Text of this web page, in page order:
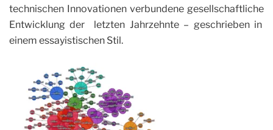
technischen Innovationen verbundene gesellschaftliche
Entwicklung der letzten Jahrzehnte – geschrieben in
einem essayistischen Stil.